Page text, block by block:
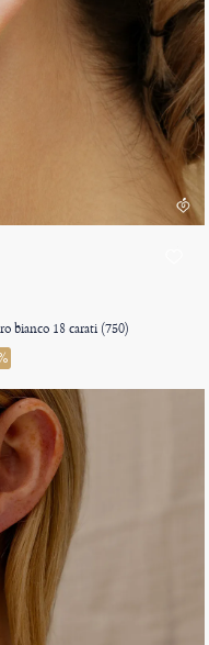
bianco 18 carati (750)